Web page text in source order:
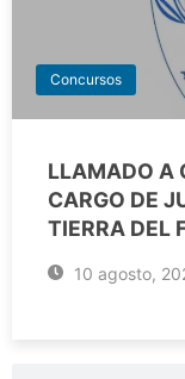
Concursos
LLAMADO A
CARGO DE
TIERRA DEL
10 agosto,